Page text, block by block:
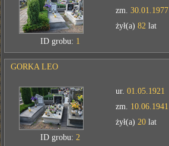
zm.30.01.1977
żył(a)82 lat
ID grobu: 1
GORKA LEO
ur.01.05.1921
zm. 10.06.1941
żył(a)20 lat
ID grobu:2